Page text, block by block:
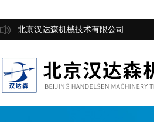
北京汉达森机械技术有限公司